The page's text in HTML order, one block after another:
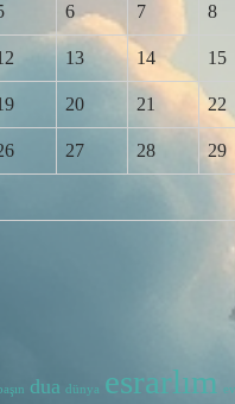
6 7 8
13 14 15
20 21 22
27 28 29
başın dua dünya esrarlım